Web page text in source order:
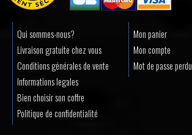
Qui sommes-nous?
Livraison gratuite chez vous
Conditions générales de vente
Informations legales
Bien choisir son coffre
Politique de confidentialité
Mon panier
Mon compte
Mot de passe perdu